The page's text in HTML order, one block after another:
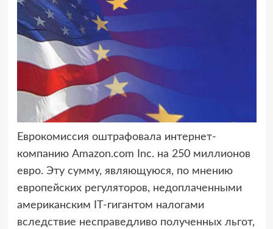
Еврокомиссия оштрафовала интернет-
компанию Amazon.com Inc. на 250 миллионов
евро. Эту сумму, являющуюся, по мнению
европейских регуляторов, недоплаченными
американским IT-гигантом налогами
вследствие несправедливо полученных льгот,